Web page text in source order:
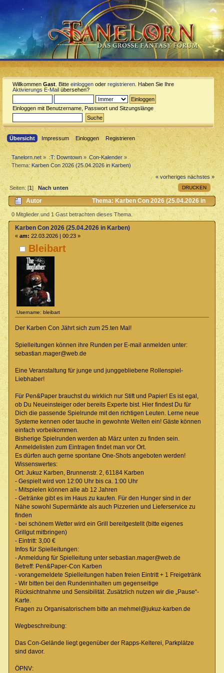
Willkommen Gast . Bitte einloggen oder registrieren . Haben Sie Ihre
Aktivierungs E-Mail übersehen?
Einloggen mit Benutzername, Passwort und Sitzungslänge
Übersicht Impressum Einloggen Registrieren
Tanelorn.net » :T: Downtown» Con-Kalender »
Thema: Karben Con 2026 (25.04.2026 in Karben)
« vorheriges nächstes »
DRUCKEN
Seiten: [1] Nach unten
Autor
Thema: Karben Con 2026 (25.04.2026 in
Karben) (Gelesen 265 mal)
0 Mitglieder und 1 Gast betrachten dieses Thema.
Bleibart
Username: bleibart
Karben Con 2026 (25.04.2026 in Karben)
« am: 22.03.2026 | 00:23 »
Der Karben Con Jährt sich zum 25.ten Mal!
Spielleitungen können ihre Runden per E-mail anmelden unter:
sebastian.mager@web.de
Eine Veranstaltung für junge und junggebliebene Rollenspiel-
Liebhaber!
Für Pen&Paper brauchst du wirklich nur Stift und Papier! Es ist egal,
ob Du Neueinsteiger oder bereits Experte bist. Hier findest Du für
Dich die passende Spielrunde mit den richtigen Leuten. Lerne neue
Systeme kennen oder tauche in gewohnte Welten ein! Gäste können
einfach vorbeikommen.
Bisherige Spielrunden werden ab März unten zu finden sein.
Anmeldelisten zum Eintragen findet man vor Ort.
Es dürfen auch gerne spontane One-Shots angeboten werden!
Wissenswertes:
Ort: Jukuz Karben, Brunnenstr. 2, 61184 Karben
- Gespielt wird von 12:00 Uhr bis ca. 1:00 Uhr
- Mitspielen können alle ab 12 Jahren
- Getränke gibt es im Haus zu kaufen. Für den Hunger sind in der
Nähe sowohl Supermärkte als auch Pizzerien und Lieferservice zu
finden
- bei schönem Wetter wird ein Grill bereitgestellt (bitte eigenes
Grillgut mitbringen)
- Eintritt: 3,00 €
Infos für Spielleitungen:
- Anmeldung für Spielleitung unter sebastian.mager@web.de
Betreff: Pen&Paper-Con Karben
- vorangemeldete Spielleitungen haben freien Eintritt + 1 Freigetränk
- Wir bitten bei den Rundeninhalten um gegenseitige
Rücksichtnahme und Sensibilität. Zusätzlich nutzen wir die „Pause“-
Karte.
Fragen zu Organisatorischem bitte an mehmel@jukuz-karben.de
Wegbeschreibung:
Das Con-Gelände liegt gegenüber der Rapps-Kelterei, Parkplätze
sind davor.
ÖPNV: